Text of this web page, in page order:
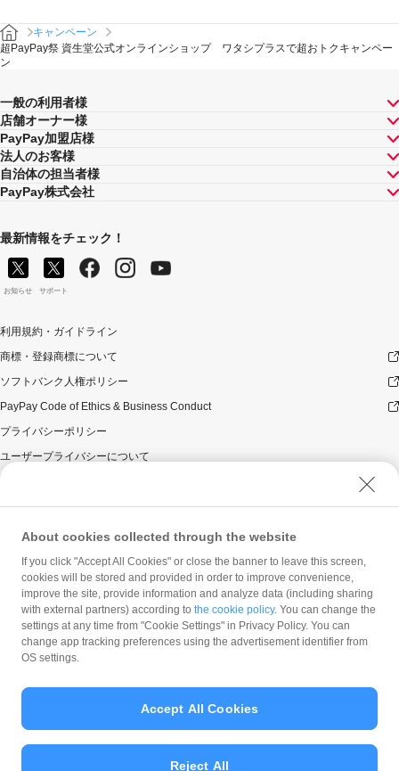
「キャンペーン期間中の付与合計」が上限に到達して以
降に取消し等となった場合であっても、当該上限到達か
ん。
景品について
PayPayボーナス付与の際に、小数点以下は切り捨てとな
ります。
PayPayボーナスはPayPay公式ストア、PayPayカード公
PayPayボーナスの付与は、原則として、対象のお支払方
法によるお支払いの翌日から起算して30日後に実施いた
します。ただし、お客様のご利用状況やシステム上の都
合等により付与時期が遅くなる場合があります。
対象外とします。万一、本キャンペーンによる付与を行
った後にお客様が以下のいずれかに該当することが判明
ボーナスの付与は全て取り消されます。
景品の取得に関し、一定期間の取引・キャンセル等の
状況により不正行為が行われたとPayPay株式会社が
景品が付与される前に景品対象のPayPayアカウント
を停止または解除した場合。
約に違反する行為があった場合、またはそのおそれが
あると同社が判断した場合。
お一人様が複数のPayPayアカウントを利用した場
合。
通常1回の決済にて支払うべき商品等代金を、複数回
に分割して決済することにより景品付与を受けた場
会社が不正のおそれがあると判断した場合、PayPayのご
利用を停止させて頂く場合があります。
加盟店による自己取引の可能性があるとPayPay株式会社
が判断した場合、PayPayボーナスの付与に際し対象の領
収書などお支払い時のお控えを確認させていただくこと
キャンペーン
超PayPay祭 資生堂公式オンラインショップ ワタシプラスで超おトクキャンペー
ン
一般の利用者様
店舗オーナー様
PayPay加盟店様
法人のお客様
自治体の担当者様
PayPay株式会社
最新情報をチェック！
お知らせ サポート
利用規約・ガイドライン
商標・登録商標について
ソフトバンク人権ポリシー
PayPay Code of Ethics & Business Conduct
プライバシーポリシー
ユーザープライバシーについて
ウェブサイト利用規約
反社会的勢力に対する方針
勧誘方針
マネロン等基本方針
カスタマーハラスメントに関する当社の考え方
© PayPay Corporation
About cookies collected through the website
If you click "Accept All Cookies" or close the banner to leave this screen,
cookies will be stored and provided in order to improve convenience,
improve the site, provide information and analyze data (including sharing
with external partners) according to the cookie policy. You can change the
settings at any time from "Cookie Settings" in Privacy Policy. You can
change app tracking preferences using the advertisement identifier from
OS settings.
Reject All
Accept All Cookies